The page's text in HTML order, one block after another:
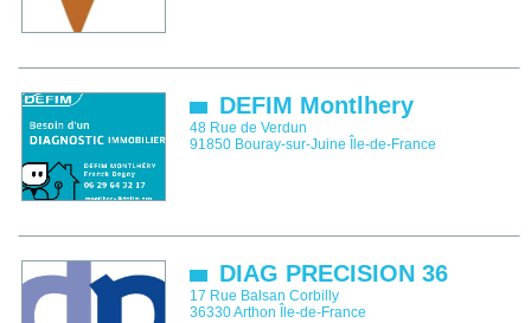
DEFIM Montlhery
48 Rue de Verdun
91850 Bouray-sur-Juine Île-de-France
DIAG PRECISION 36
17 Rue Balsan Corbilly
36330Arthon Île-de-France